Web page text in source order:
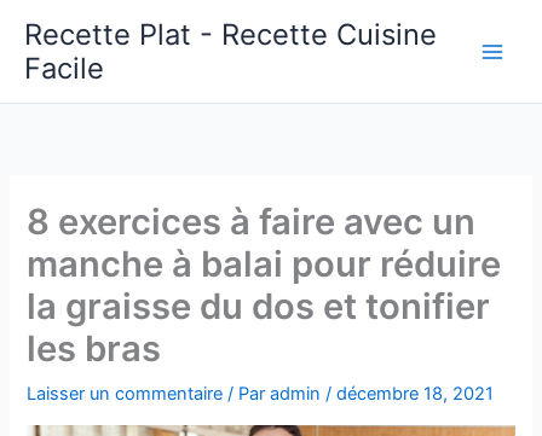
contenu
Recette Plat - Recette Cuisine
Facile
8 exercices à faire avec un
manche à balai pour réduire
la graisse du dos et tonifier
les bras
Laisser un commentaire / Paradmin/décembre 18, 2021